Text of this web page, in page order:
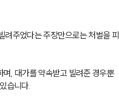
려주었다는 주장만으로는 처벌을 피
, 대가를 약속받고 빌려준 경우뿐
습니다.